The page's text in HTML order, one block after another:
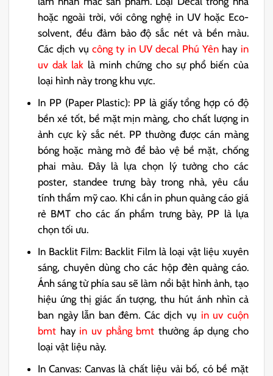
hoặc ngoài trời, với công nghệ in UVhoặc Eco-
solvent, đều đảm bảo độ sắc nét và bền màu.
Các dịch vụcông ty in UV decal Phú Yên hay in
uv dak lak là minh chứng cho sự phổ biến của
loại hình này trong khu vực.
In PP (Paper Plastic): PP là giấy tổng hợp có độ
bền xé tốt, bề mặt mịn màng, cho chất lượng in
ảnh cực kỳ sắc nét. PP thường được cán màng
bóng hoặc màng mờ để bảo vệ bề mặt, chống
phai màu. Đây là lựa chọn lý tưởng cho các
poster, standee trưng bày trong nhà, yêu cầu
tính thẩm mỹ cao. Khi cần in phun quảng cáo giá
rẻ BMT cho các ấn phẩm trưng bày, PP là lựa
chọn tối ưu.
In Backlit Film: Backlit Film là loại vật liệu xuyên
sáng, chuyên dùng cho các hộp đèn quảng cáo.
Ánh sáng từ phía sau sẽ làm nổi bật hình ảnh, tạo
hiệu ứng thị giác ấn tượng, thu hút ánh nhìn cả
ban ngày lẫn ban đêm. Các dịch vụ in uv cuộn
bmt hay in uv phẳng bmt thường áp dụng cho
loại vật liệu này.
In Canvas: Canvaslà chất liệu vải bố, có bề mặt